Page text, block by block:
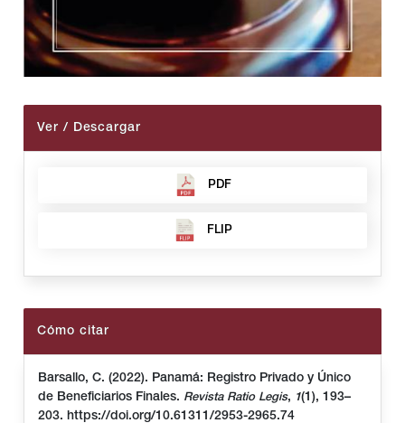
Ver / Descargar
PDF
FLIP
Cómo citar
Barsallo, C. (2022). Panamá: Registro Privado y Único
de Beneficiarios Finales. Revista Ratio Legis, 1(1), 193–
203. https://doi.org/10.61311/2953-2965.74